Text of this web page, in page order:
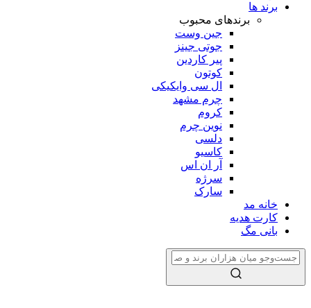
برند ها
برندهای محبوب
جین وست
جوتی جینز
پیر کاردین
کوتون
ال سی وایکیکی
چرم مشهد
کروم
نوین چرم
دلسی
کاسیو
آر ان اس
سرژه
سارک
خانه مد
کارت هدیه
بانی مگ